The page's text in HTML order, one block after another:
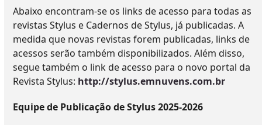
Abaixo encontram-se os links de acesso para todas as
revistas Stylus e Cadernos de Stylus, já publicadas. A
medida que novas revistas forem publicadas, links de
acessos serão também disponibilizados. Além disso,
segue também o link de acesso para o novo portal da
Revista Stylus: http://stylus.emnuvens.com.br
Equipe de Publicação de Stylus 2025-2026